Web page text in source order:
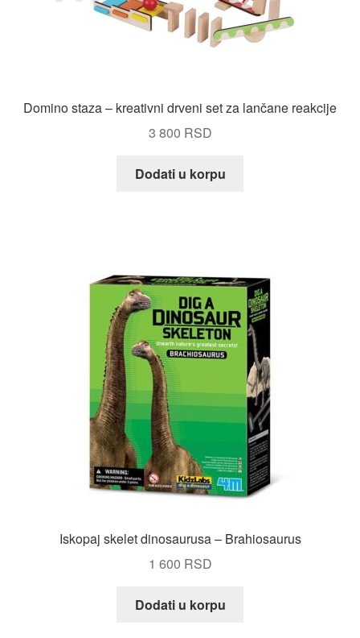
Domino staza – kreativni drveni set za lančane reakcije
3 800 RSD
Dodati u korpu
Iskopaj skelet dinosaurusa – Brahiosaurus
1 600 RSD
Dodati u korpu